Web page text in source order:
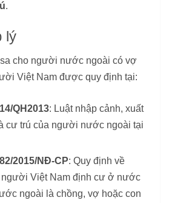
.
lý
cho người nước ngoài có vợ
Việt Nam được quy định tại:
QH2013: Luật nhập cảnh, xuất
cư trú của người nước ngoài tại
2015/NĐ-CP: Quy định về
người Việt Nam định cư ở nước
ngoài là chồng, vợ hoặc con